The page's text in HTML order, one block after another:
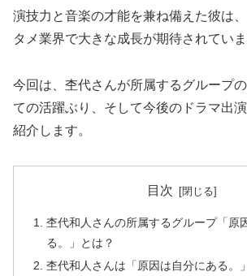
演技力と音楽の才能を兼ね備えた彼は
タメ業界で大きな成長が期待されてい
今回は、杢代さんが所属するグループ
ての活躍ぶり、そして今後のドラマ出
紹介します。
目次
杢代和人さんの所属するグループ「原
る。」とは？
杢代和人さんは「原因は自分にある。